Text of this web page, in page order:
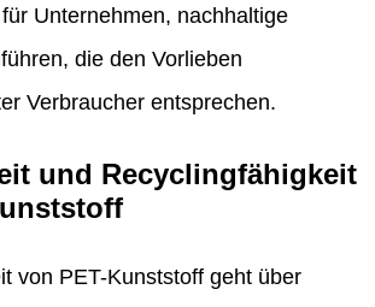
Unternehmen, nachhaltige
die den Vorlieben
Verbraucher entsprechen.
und Recyclingfähigkeit
von PET-Kunststoff geht über